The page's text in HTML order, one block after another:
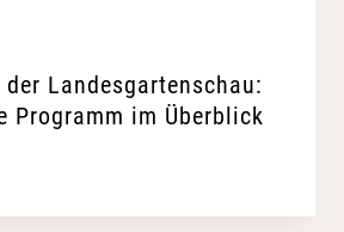
Landesgartenschau:
Programm im Überblick